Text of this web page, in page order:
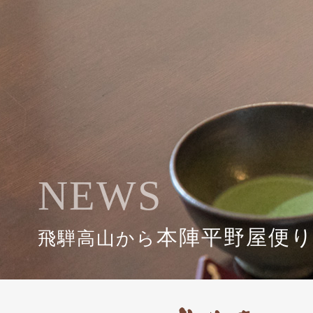
NEWS
飛騨高山から 本陣平野屋便り